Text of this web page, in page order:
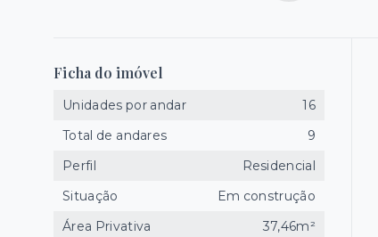
Ficha do imóvel
Unidades por andar
16
Total de andares
9
Perfil
Residencial
Situação
Em construção
Área Privativa
37,46m²